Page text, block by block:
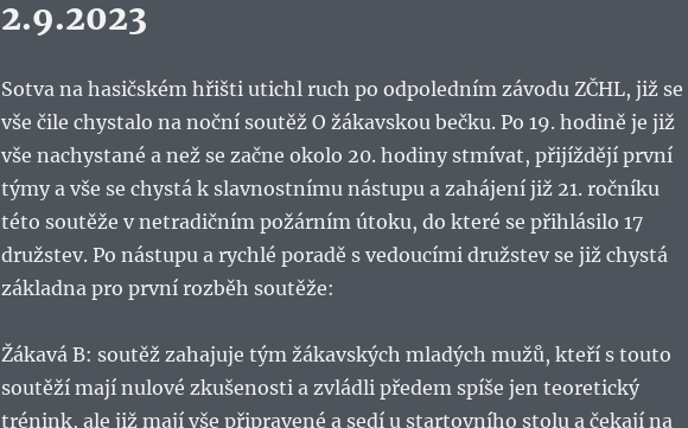
2.9.2023
Sotva na hasičském hřišti utichl ruch po odpoledním závodu ZČHL, již se
vše čile chystalo na noční soutěž O žákavskou bečku. Po 19. hodině je již
vše nachystané a než se začne okolo 20. hodiny stmívat, přijíždějí první
týmy a vše se chystá k slavnostnímu nástupu a zahájení již 21. ročníku
této soutěže v netradičním požárním útoku, do které se přihlásilo 17
družstev. Po nástupu a rychlé poradě s vedoucími družstev se již chystá
základna pro první rozběh soutěže:
Žákavá B: soutěž zahajuje tým žákavských mladých mužů, kteří s touto
soutěží mají nulové zkušenosti a zvládli předem spíše jen teoretický
trénink, ale již mají vše připravené a sedí u startovního stolu a čekají na